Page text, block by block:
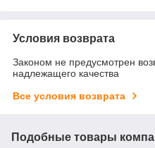
Условия возврата
Законом не предусмотрен
надлежащего качества
Все условия возврата
Подобные товары